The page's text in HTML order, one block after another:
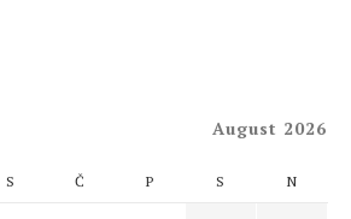
August 2026
S Č P S N